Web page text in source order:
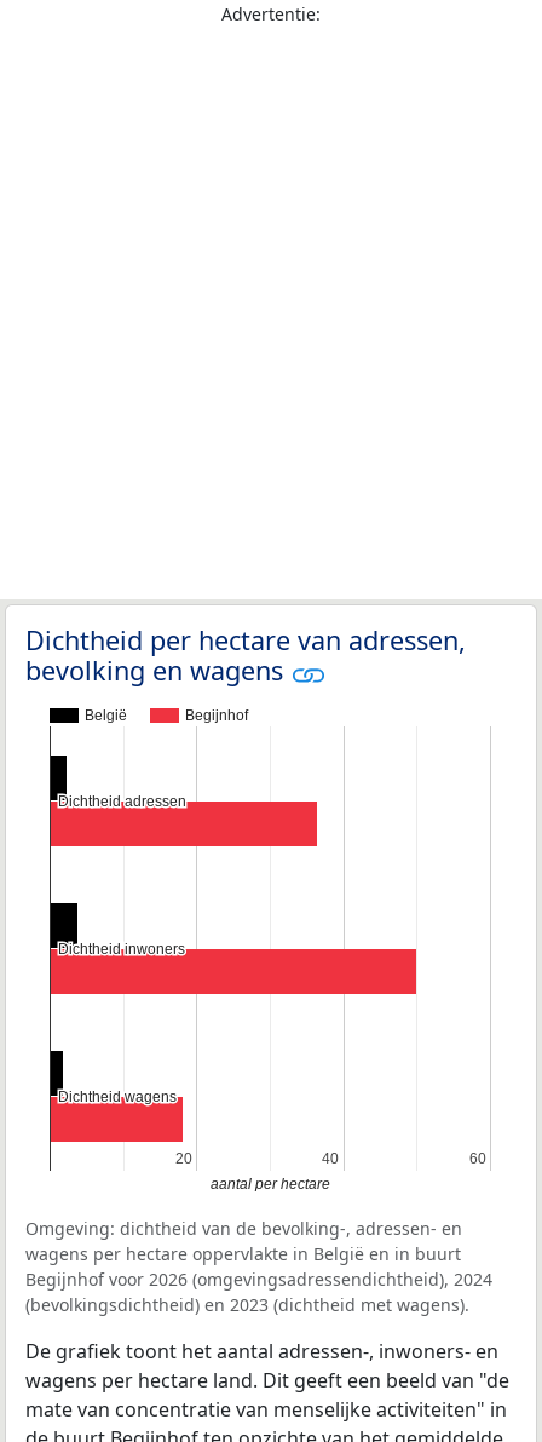
Advertentie:
Dichtheid per hectare van adressen,
bevolking en wagens
België Begijnhof
20
20 40
40 60
60
Dichtheid adressen
Dichtheid adressen
Dichtheid inwoners
Dichtheid inwoners
Dichtheid wagens
Dichtheid wagens
aantal per hectare
Omgeving: dichtheid van de bevolking-, adressen- en
wagens per hectare oppervlakte in België en in buurt
Begijnhof voor 2026 (omgevingsadressendichtheid), 2024
(bevolkingsdichtheid) en 2023 (dichtheid met wagens).
De grafiek toont het aantal adressen-, inwoners- en
wagens per hectare land. Dit geeft een beeld van "de
mate van concentratie van menselijke activiteiten" in